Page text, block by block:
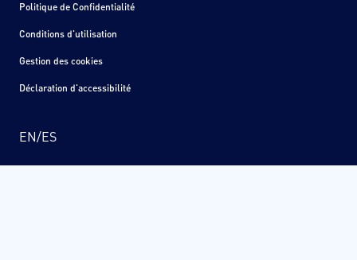
EN/ES
Politique de Confidentialité
Conditions d'utilisation
Gestion des cookies
Déclaration d'accessibilité